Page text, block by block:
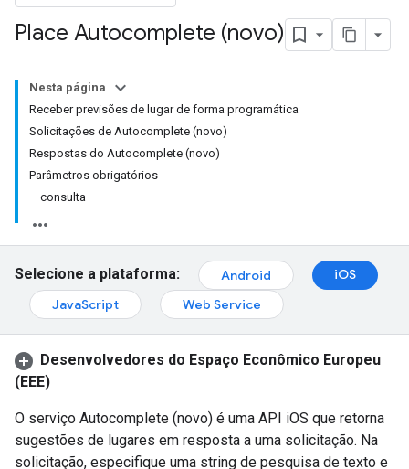
Place Autocomplete (novo)
Nesta página
Receber previsões de lugar de forma programática
Solicitações de Autocomplete (novo)
Respostas do Autocomplete (novo)
Parâmetros obrigatórios
consulta
Selecione a plataforma: Android
iOS
JavaScript
Web Service
Desenvolvedores do Espaço Econômico Europeu
(EEE)
O serviço Autocomplete (novo) é uma API iOS que retorna
sugestões de lugares em resposta a uma solicitação. Na
solicitação, especifique uma string de pesquisa de texto e